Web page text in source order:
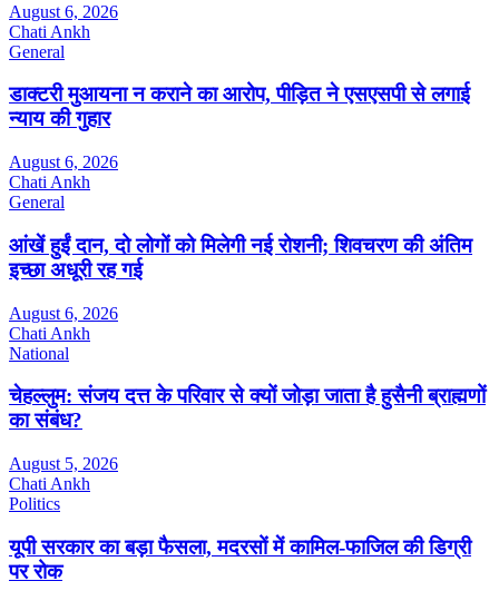
August 6, 2026
Chati Ankh
General
डाक्टरी मुआयना न कराने का आरोप, पीड़ित ने एसएसपी से लगाई
न्याय की गुहार
August 6, 2026
Chati Ankh
General
आंखें हुईं दान, दो लोगों को मिलेगी नई रोशनी; शिवचरण की अंतिम
इच्छा अधूरी रह गई
August 6, 2026
Chati Ankh
National
चेहल्लुम: संजय दत्त के परिवार से क्यों जोड़ा जाता है हुसैनी ब्राह्मणों
का संबंध?
August 5, 2026
Chati Ankh
Politics
यूपी सरकार का बड़ा फैसला, मदरसों में कामिल-फाजिल की डिग्री
पर रोक